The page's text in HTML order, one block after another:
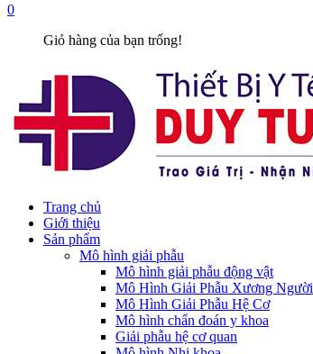
0
Giỏ hàng của bạn trống!
Trang chủ
Giới thiệu
Sản phẩm
Mô hình giải phẫu
Mô hình giải phẫu động vật
Mô Hình Giải Phẫu Xương Người
Mô Hình Giải Phẫu Hệ Cơ
Mô hình chẩn đoán y khoa
Giải phẫu hệ cơ quan